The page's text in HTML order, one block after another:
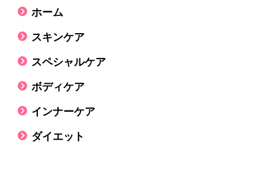
ホーム
スキンケア
スペシャルケア
ボディケア
インナーケア
ダイエット